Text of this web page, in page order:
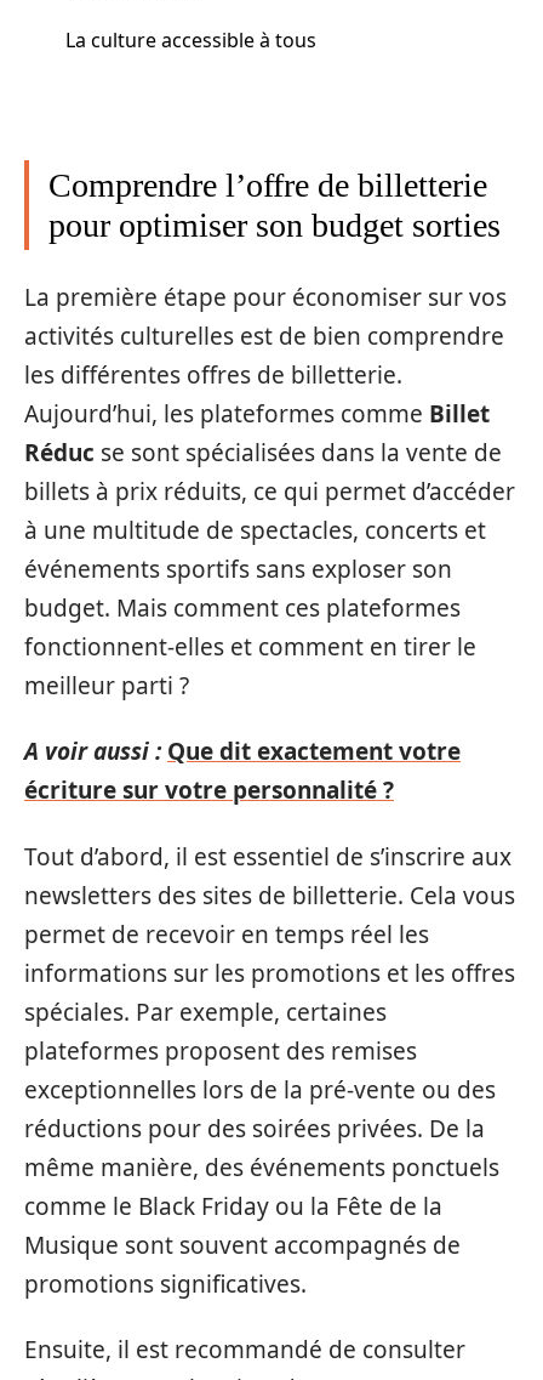
La culture accessible à tous
Comprendre l’offre de billetterie
pour optimiser son budget sorties
La première étape pour économiser sur vos
activités culturelles est de bien comprendre
les différentes offres de billetterie.
Aujourd’hui, les plateformes comme Billet
Réduc se sont spécialisées dans la vente de
billets à prix réduits, ce qui permet d’accéder
à une multitude de spectacles, concerts et
événements sportifs sans exploser son
budget. Mais comment ces plateformes
fonctionnent-elles et comment en tirer le
meilleur parti ?
A voir aussi : Que dit exactement votre
écriture sur votre personnalité ?
Tout d’abord, il est essentiel de s’inscrire aux
newsletters des sites de billetterie. Cela vous
permet de recevoir en temps réel les
informations sur les promotions et les offres
spéciales. Par exemple, certaines
plateformes proposent des remises
exceptionnelles lors de la pré-vente ou des
réductions pour des soirées privées. De la
même manière, des événements ponctuels
comme le Black Friday ou la Fête de la
Musique sont souvent accompagnés de
promotions significatives.
Ensuite, il est recommandé de consulter